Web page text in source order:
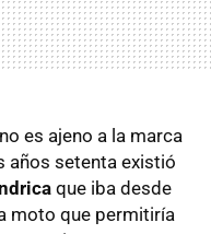
es ajeno a la marca
años setenta existió
que iba desde
moto que permitiría